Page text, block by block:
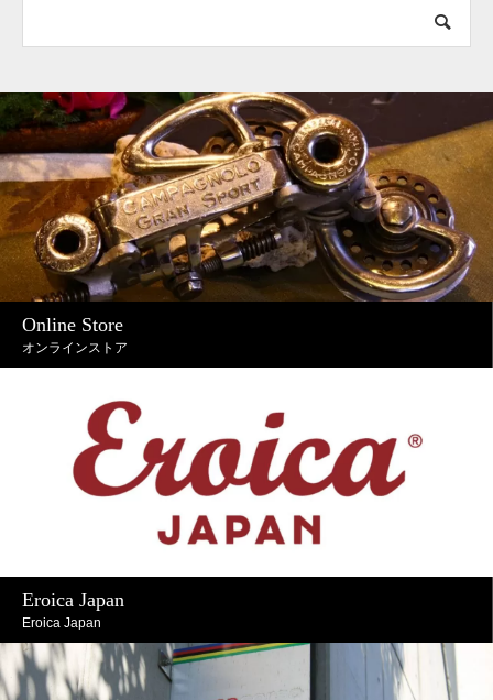
Online Store
オンラインストア
Eroica Japan
Eroica Japan